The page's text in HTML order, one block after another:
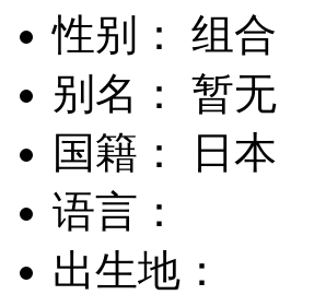
性别： 组合
别名： 暂无
国籍： 日本
语言：
出生地：